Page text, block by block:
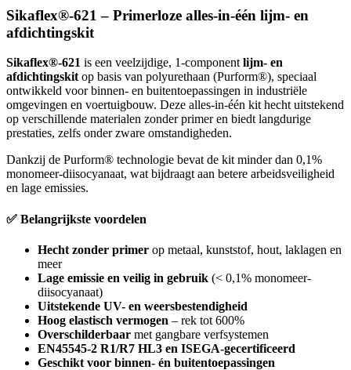
Sikaflex®-621 – Primerloze alles-in-één lijm- en
afdichtingskit
Sikaflex®-621 is een veelzijdige, 1-component lijm- en
afdichtingskit op basis van polyurethaan (Purform®), speciaal
ontwikkeld voor binnen- en buitentoepassingen in industriële
omgevingen en voertuigbouw. Deze alles-in-één kit hecht uitstekend
op verschillende materialen zonder primer en biedt langdurige
prestaties, zelfs onder zware omstandigheden.
Dankzij de Purform® technologie bevat de kit minder dan 0,1%
monomeer-diisocyanaat, wat bijdraagt aan betere arbeidsveiligheid
en lage emissies.
✅ Belangrijkste voordelen
Hecht zonder primer op metaal, kunststof, hout, laklagen en
meer
Lage emissie en veilig in gebruik (< 0,1% monomeer-
diisocyanaat)
Uitstekende UV- en weersbestendigheid
Hoog elastisch vermogen – rek tot 600%
Overschilderbaar met gangbare verfsystemen
EN45545-2 R1/R7 HL3 en ISEGA-gecertificeerd
Geschikt voor binnen- én buitentoepassingen